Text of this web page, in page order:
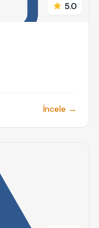
5.0
İncele →